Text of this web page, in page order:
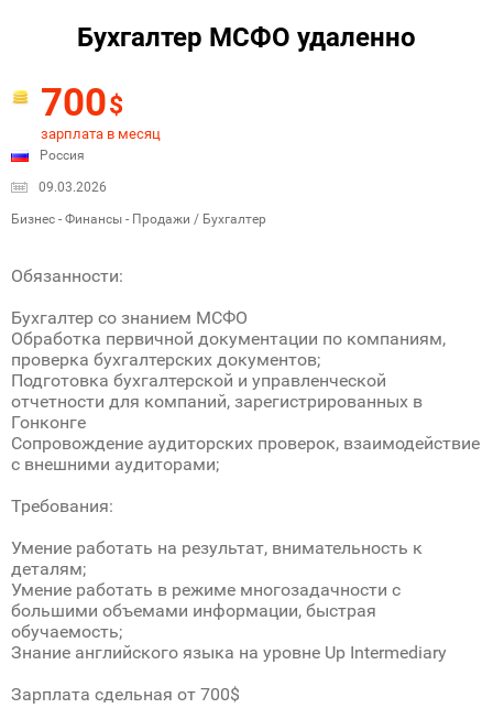
Бухгалтер МСФО удаленно
700$
зарплата в месяц
Россия
09.03.2026
Бизнес - Финансы - Продажи / Бухгалтер
Обязанности:
Бухгалтер со знанием МСФО
Обработка первичной документации по компаниям,
проверка бухгалтерских документов;
Подготовка бухгалтерской и управленческой
отчетности для компаний, зарегистрированных в
Гонконге
Сопровождение аудиторских проверок, взаимодействие
с внешними аудиторами;
Требования:
Умение работать на результат, внимательность к
деталям;
Умение работать в режиме многозадачности с
большими объемами информации, быстрая
обучаемость;
Знание английского языка на уровне Up Intermediary
Зарплата сдельная от 700$